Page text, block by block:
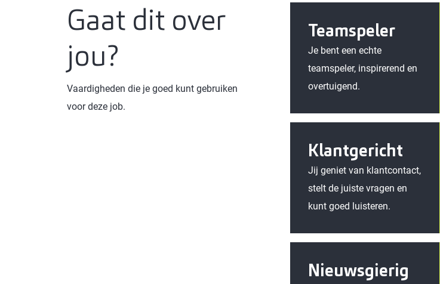
Gaat dit over
jou?
Vaardigheden die je goed kunt gebruiken
voor deze job.
Teamspeler
Je bent een echte
teamspeler, inspirerend en
overtuigend.
Klantgericht
Jij geniet van klantcontact,
stelt de juiste vragen en
kunt goed luisteren.
Nieuwsgierig